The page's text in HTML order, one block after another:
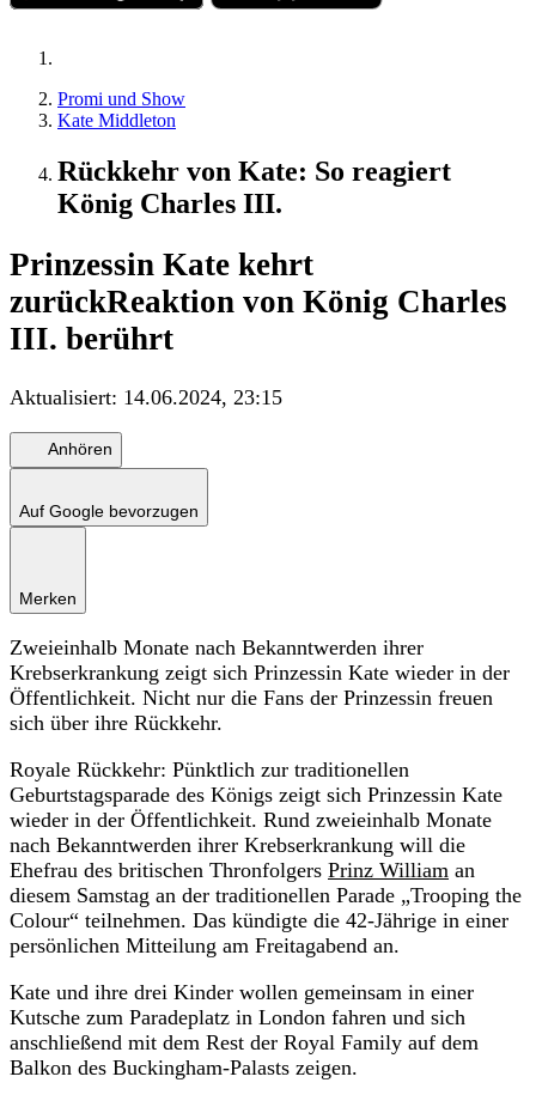
Promi und Show
Kate Middleton
Rückkehr von Kate: So reagiert
König Charles III.
Prinzessin Kate kehrt
zurückReaktion von König Charles
III. berührt
Aktualisiert: 14.06.2024, 23:15
Anhören
Auf Google bevorzugen
Merken
Zweieinhalb Monate nach Bekanntwerden ihrer
Krebserkrankung zeigt sich Prinzessin Kate wieder in der
Öffentlichkeit. Nicht nur die Fans der Prinzessin freuen
sich über ihre Rückkehr.
Royale Rückkehr: Pünktlich zur traditionellen
Geburtstagsparade des Königs zeigt sich Prinzessin Kate
wieder in der Öffentlichkeit. Rund zweieinhalb Monate
nach Bekanntwerden ihrer Krebserkrankung will die
Ehefrau des britischen Thronfolgers Prinz William an
diesem Samstag an der traditionellen Parade „Trooping the
Colour“ teilnehmen. Das kündigte die 42-Jährige in einer
persönlichen Mitteilung am Freitagabend an.
Kate und ihre drei Kinder wollen gemeinsam in einer
Kutsche zum Paradeplatz in London fahren und sich
anschließend mit dem Rest der Royal Family auf dem
Balkon des Buckingham-Palasts zeigen.